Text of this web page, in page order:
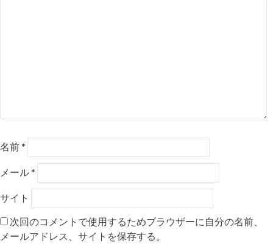
名前*
メール*
サイト
次回のコメントで使用するためブラウザーに自分の名前、
メールアドレス、サイトを保存する。